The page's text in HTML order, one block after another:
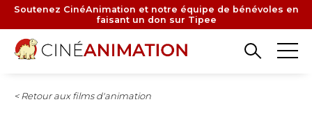
Aller
contenu
principal
Soutenez CinéAnimation et notre équipe de bénévoles en
faisant un don sur Tipee
< Retour aux films d'animation